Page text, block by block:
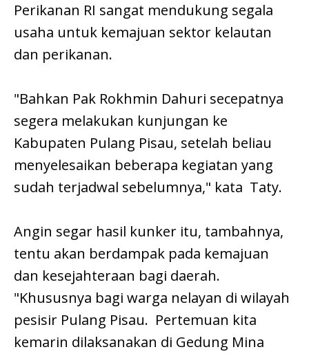
Perikanan RI sangat mendukung segala
usaha untuk kemajuan sektor kelautan
dan perikanan.
"Bahkan Pak Rokhmin Dahuri secepatnya
segera melakukan kunjungan ke
Kabupaten Pulang Pisau, setelah beliau
menyelesaikan beberapa kegiatan yang
sudah terjadwal sebelumnya," kata Taty.
Angin segar hasil kunker itu, tambahnya,
tentu akan berdampak pada kemajuan
dan kesejahteraan bagi daerah.
"Khususnya bagi warga nelayan di wilayah
pesisir Pulang Pisau. Pertemuan kita
kemarin dilaksanakan di Gedung Mina